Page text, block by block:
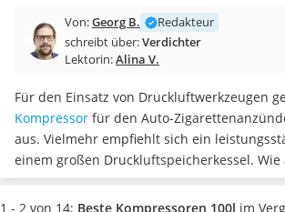
Split-Klimaanlage 2 Innengeräte
Pelletofen
Bohrmaschine
Fliesenschneider
Hochdruckreiniger
Doppelschleifer
Überwachungskamera
Benzinrasenmäher mit Elektrostart
Akku-Laubsauger
Von:Georg B.
Redakteur
schreibt über:Verdichter
Lektorin:Alina V.
Für den Einsatz von Druckluftwerkzeugen
Kompressor für den Auto-
aus. Vielmehr empfiehlt sich ein
einem großen Druckluftspeicherkessel. Wie
Tests im Internet hervorgeht, sind die
Höchstdruck und Fördermenge
1 - 2 von 14: Beste Kompressoren 100l im